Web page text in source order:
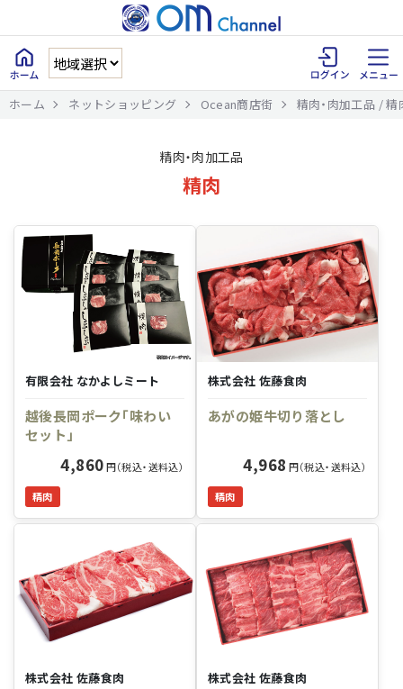
ホーム ネットショッピング Ocean商店街 精肉・肉加工品 / 精
精肉・肉加工品
精肉
有限会社 なかよしミート
越後長岡ポーク「味わい
セット」
4,860円（税込・送料込）
精肉
株式会社 佐藤食肉
あがの姫牛切り落とし
4,968 円（税込・送料込）
精肉
株式会社 佐藤食肉 株式会社 佐藤食肉